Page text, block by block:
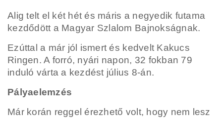
Alig telt el két hét és máris a negyedik futama
kezdődött a Magyar Szlalom Bajnokságnak.
Ezúttal a már jól ismert és kedvelt Kakucs
Ringen. A forró, nyári napon, 32 fokban 79
induló várta a kezdést július 8-án.
Pályaelemzés
Már korán reggel érezhető volt, hogy nem lesz